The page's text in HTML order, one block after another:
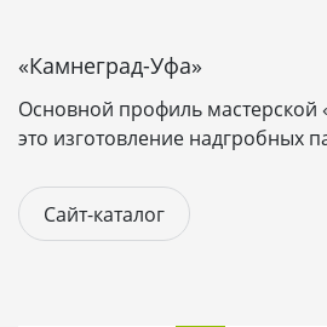
«Камнеград-Уфа»
Основной профиль мастерской
это изготовление надгробных
Сайт-каталог